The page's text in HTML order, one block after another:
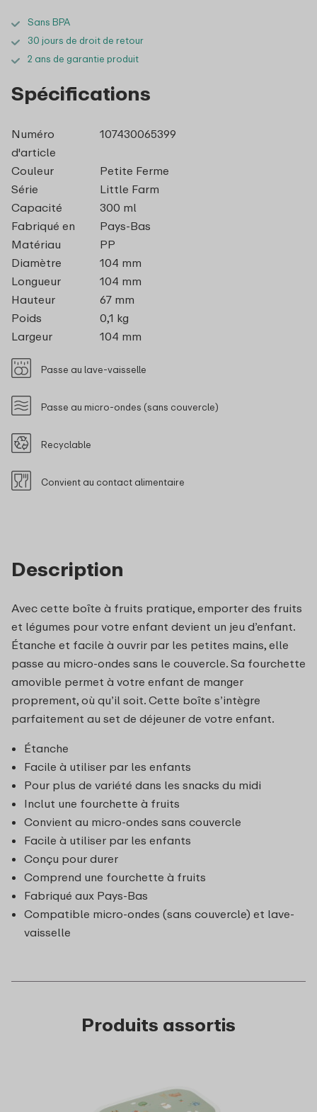
Sans BPA
30 jours de droit de retour
2 ans de garantie produit
Description
Avec cette boîte à fruits pratique, emporter des fruits
et légumes pour votre enfant devient un jeu d’enfant.
Étanche et facile à ouvrir par les petites mains, elle
passe au micro-ondes sans le couvercle. Sa fourchette
amovible permet à votre enfant de manger
proprement, où qu’il soit. Cette boîte s’intègre
parfaitement au set de déjeuner de votre enfant.
Étanche
Facile à utiliser par les enfants
Pour plus de variété dans les snacks du midi
Inclut une fourchette à fruits
Convient au micro-ondes sans couvercle
Facile à utiliser par les enfants
Conçu pour durer
Comprend une fourchette à fruits
Fabriqué aux Pays-Bas
Compatible micro-ondes (sans couvercle) et lave-
vaisselle
Spécifications
Numéro
d'article
107430065399
Couleur
Petite Ferme
Série
Little Farm
Capacité
300 ml
Fabriqué en
Pays-Bas
Matériau
PP
Diamètre
104 mm
Longueur
104 mm
Hauteur
67 mm
Poids
0,1 kg
Largeur
104 mm
Passe au lave-vaisselle
Passe au micro-ondes (sans couvercle)
Recyclable
Convient au contact alimentaire
Produits assortis